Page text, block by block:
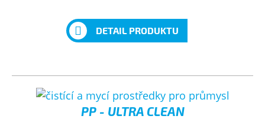
DETAIL PRODUKTU
PP - ULTRA CLEAN